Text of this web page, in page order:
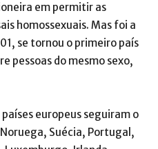
em permitir as
homossexuais. Mas foi a
se tornou o primeiro país
pessoas do mesmo sexo,
europeus seguiram o
Suécia, Portugal,